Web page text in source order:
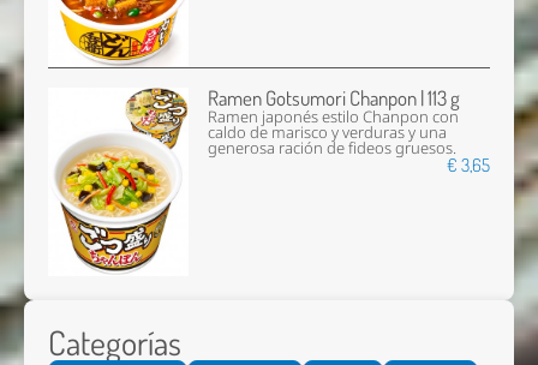
Ramen Gotsumori Chanpon | 113 g
Ramen japonés estilo Chanpon con
caldo de marisco y verduras y una
generosa ración de fideos gruesos.
€ 3,65
Categorías